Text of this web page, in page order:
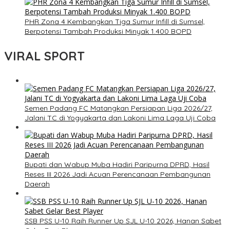
PHR Zona 4 Kembangkan Tiga Sumur Infill di Sumsel,
Berpotensi Tambah Produksi Minyak 1.400 BOPD
VIRAL SPORT
Semen Padang FC Matangkan Persiapan Liga 2026/27,
Jalani TC di Yogyakarta dan Lakoni Lima Laga Uji Coba
Bupati dan Wabup Muba Hadiri Paripurna DPRD, Hasil
Reses III 2026 Jadi Acuan Perencanaan Pembangunan
Daerah
SSB PSS U-10 Raih Runner Up SJL U-10 2026, Hanan Sabet